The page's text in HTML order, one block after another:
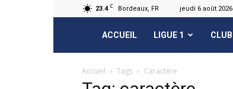
23.4 C Bordeaux, FR jeudi 6 août 2026
FCGB.net
ACCUEIL LIGUE 1 CLUB
Accueil Tags Caractère